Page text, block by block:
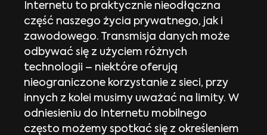
Internetu to praktycznie nieodłączna
część naszego życia prywatnego, jak i
zawodowego. Transmisja danych może
odbywać się z użyciem różnych
technologii – niektóre oferują
nieograniczone korzystanie z sieci, przy
innych z kolei musimy uważać na limity. W
odniesieniu do Internetu mobilnego
często możemy spotkać się z określeniem